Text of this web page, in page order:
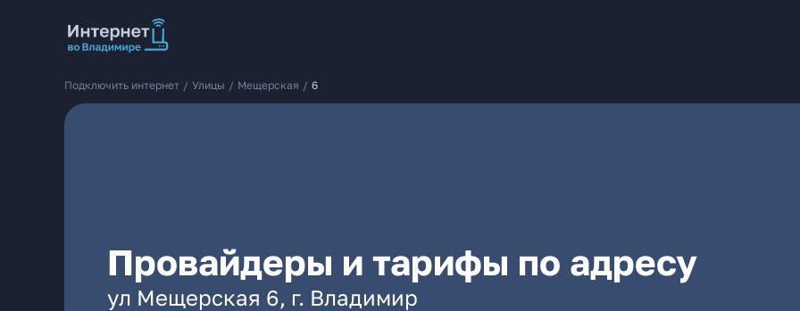
Подключить интернет / Улицы / Мещерская / 6
Провайдеры и тарифы по адресу
ул Мещерская 6, г. Владимир